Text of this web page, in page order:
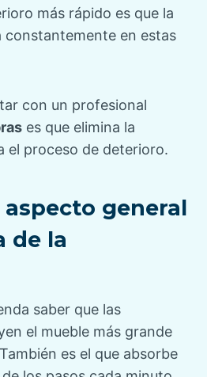
más rápido es que la
constantemente en estas
con un profesional
es que elimina la
el proceso de deterioro.
aspecto general
de la
saber que las
el mueble más grande
es el que absorbe